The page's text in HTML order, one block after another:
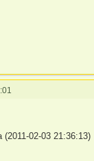
02-03 21:36:13)